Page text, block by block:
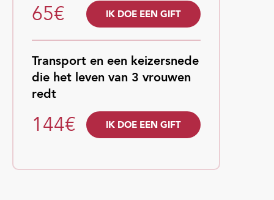
65€ IK DOE EEN GIFT
Transport en een keizersnede
die het leven van 3 vrouwen
redt
144€ IK DOE EEN GIFT